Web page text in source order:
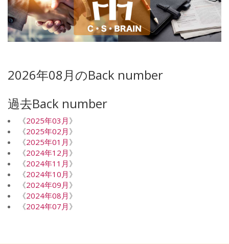
2026年08月のBack number
過去Back number
《2025年03月 》
《2025年02月 》
《2025年01月 》
《2024年12月 》
《2024年11月 》
《2024年10月 》
《2024年09月 》
《2024年08月 》
《2024年07月 》